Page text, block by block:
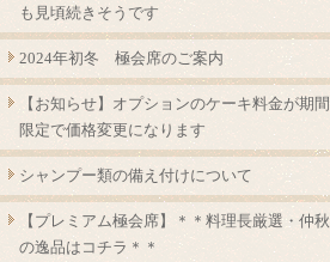
も見頃続きそうです
2024年初冬 極会席のご案内
【お知らせ】オプションのケーキ料金が期間
限定で価格変更になります
シャンプー類の備え付けについて
【プレミアム極会席】＊＊料理長厳選・仲秋
の逸品はコチラ＊＊